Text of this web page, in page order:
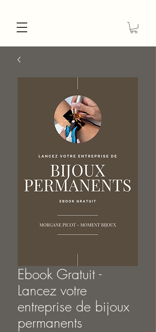
Ebook Gratuit -
Lancez votre
entreprise de bijoux
permanents